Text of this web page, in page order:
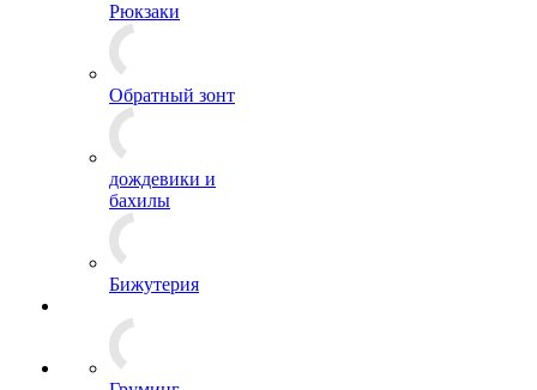
Рюкзаки
Обратный зонт
дождевики и
бахилы
Бижутерия